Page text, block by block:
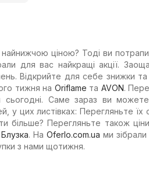
ціною? Тоді ви
для вас найкращі акції.
Відкрийте для себе знижки та
тижня на Oriflame та AVON.
сьогодні. Саме зараз ви
у цих листівках: Перегляньте їх
більше? Перегляньте також
Блузка. На Oferlo.com.ua ми
з нами щотижня.